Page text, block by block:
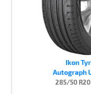
Ikon
Autograph
285/50 R20